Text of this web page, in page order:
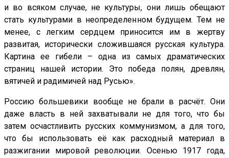
и во всяком случае, не культуры, они лишь обещают
стать культурами в неопределенном будущем. Тем не
менее, с легким сердцем приносится им в жертву
развитая, исторически сложившаяся русская культура.
Картина ее гибели – одна из самых драматических
страниц нашей истории. Это победа полян, древлян,
вятичей и радимичей над Русью».
Россию большевики вообще не брали в расчёт. Они
даже власть в ней захватывали не для того, что бы
затем осчастливить русских коммунизмом, а для того,
что бы использовать её как расходный материал в
разжигании мировой революции. Осенью 1917 года,